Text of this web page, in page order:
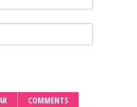
COMMENTS